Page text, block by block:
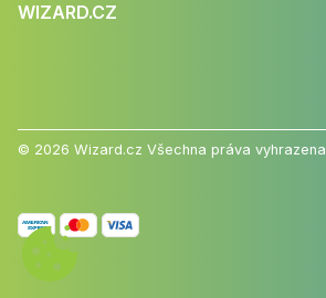
WIZARD.CZ
© 2026 Wizard.cz Všechna práva vyhrazena